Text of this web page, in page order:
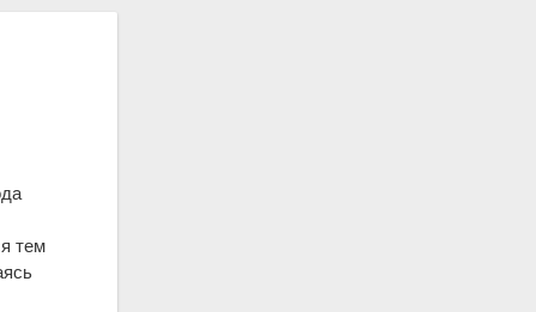
тем